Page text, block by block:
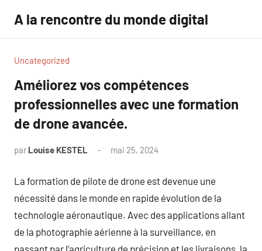
contenu
A la rencontre du monde digital
Uncategorized
Améliorez vos compétences
professionnelles avec une formation
de drone avancée.
par Louise KESTEL mai 25, 2024
La formation de pilote de drone est devenue une
nécessité dans le monde en rapide évolution de la
technologie aéronautique. Avec des applications allant
de la photographie aérienne à la surveillance, en
passant par l’agriculture de précision et les livraisons, la